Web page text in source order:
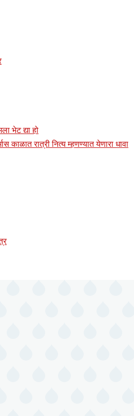
भेट द्या हो
काळात रात्री नित्य म्हणण्यात येणारा धावा